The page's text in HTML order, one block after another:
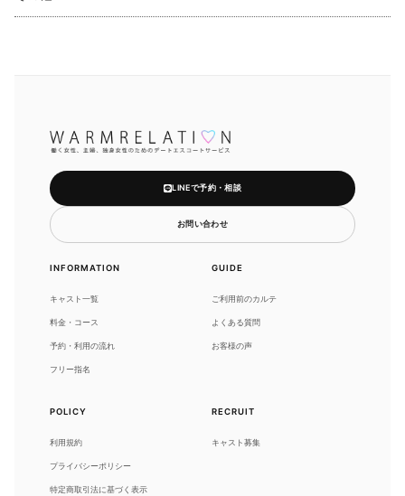
LINEで予約・相談
お問い合わせ
INFORMATION
キャスト一覧
料金・コース
予約・利用の流れ
フリー指名
GUIDE
ご利用前のカルテ
よくある質問
お客様の声
POLICY
利用規約
プライバシーポリシー
特定商取引法に基づく表示
RECRUIT
キャスト募集